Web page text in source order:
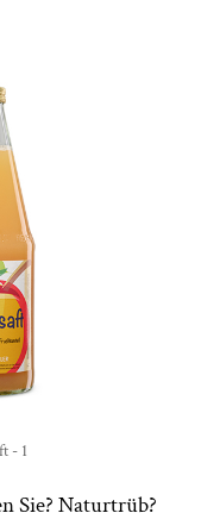
- 1
Sie? Naturtrüb?